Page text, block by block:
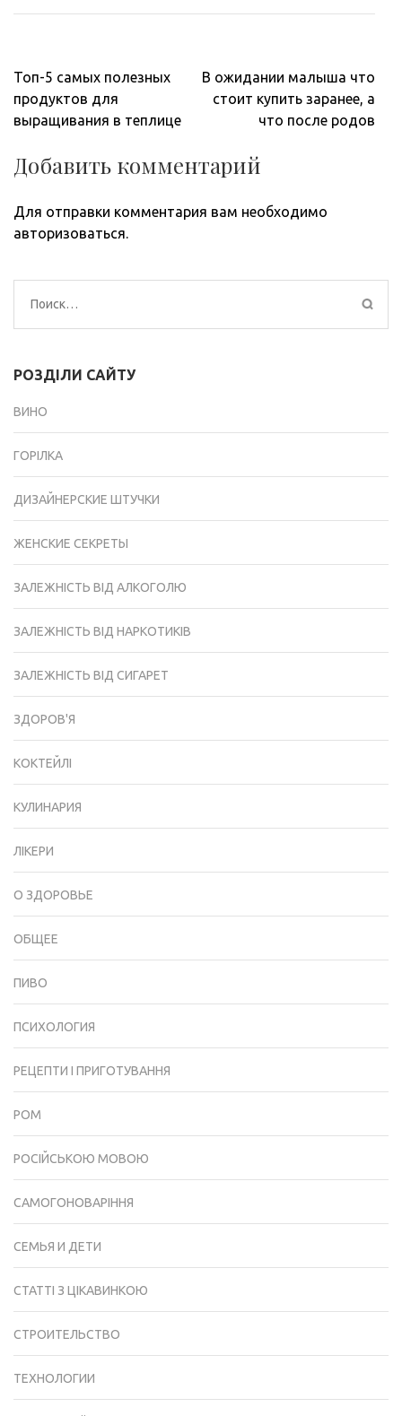
Навигация
по
записям
Топ-5 самых полезных
продуктов для
выращивания в теплице
В ожидании малыша что
стоит купить заранее, а
что после родов
Добавить комментарий
Для отправки комментария вам необходимо
авторизоваться.
Найти:
РОЗДІЛИ САЙТУ
ВИНО
ГОРІЛКА
ДИЗАЙНЕРСКИЕ ШТУЧКИ
ЖЕНСКИЕ СЕКРЕТЫ
ЗАЛЕЖНІСТЬ ВІД АЛКОГОЛЮ
ЗАЛЕЖНІСТЬ ВІД НАРКОТИКІВ
ЗАЛЕЖНІСТЬ ВІД СИГАРЕТ
ЗДОРОВ'Я
КОКТЕЙЛІ
КУЛИНАРИЯ
ЛІКЕРИ
О ЗДОРОВЬЕ
ОБЩЕЕ
ПИВО
ПСИХОЛОГИЯ
РЕЦЕПТИ І ПРИГОТУВАННЯ
РОМ
РОСІЙСЬКОЮ МОВОЮ
САМОГОНОВАРІННЯ
СЕМЬЯ И ДЕТИ
СТАТТІ З ЦІКАВИНКОЮ
СТРОИТЕЛЬСТВО
ТЕХНОЛОГИИ